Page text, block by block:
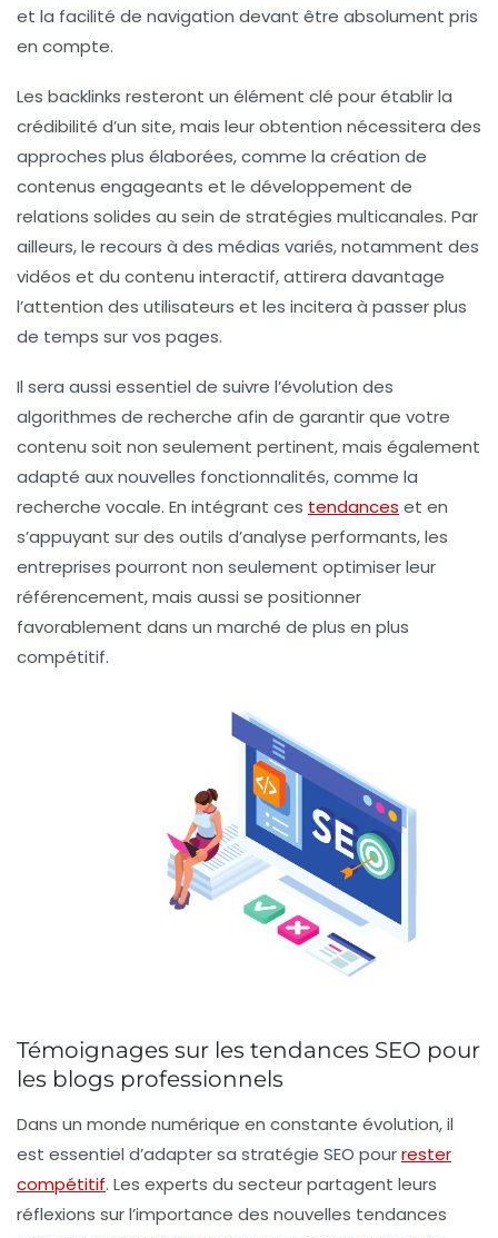
et la facilité de navigation devant être absolument pris
en compte.
Les backlinks resteront un élément clé pour établir la
crédibilité d’un site, mais leur obtention nécessitera des
approches plus élaborées, comme la création de
contenus engageants et le développement de
relations solides au sein de stratégies multicanales. Par
ailleurs, le recours à des médias variés, notamment des
vidéos et du contenu interactif, attirera davantage
l’attention des utilisateurs et les incitera à passer plus
de temps sur vos pages.
Il sera aussi essentiel de suivre l’évolution des
algorithmes de recherche afin de garantir que votre
contenu soit non seulement pertinent, mais également
adapté aux nouvelles fonctionnalités, comme la
recherche vocale. En intégrant ces tendances et en
s’appuyant sur des outils d’analyse performants, les
entreprises pourront non seulement optimiser leur
référencement, mais aussi se positionner
favorablement dans un marché de plus en plus
compétitif.
Témoignages sur les tendances SEO pour
les blogs professionnels
Dans un monde numérique en constante évolution, il
est essentiel d’adapter sa stratégie SEO pourrester
compétitif. Les experts du secteur partagent leurs
réflexions sur l’importance des nouvelles tendances